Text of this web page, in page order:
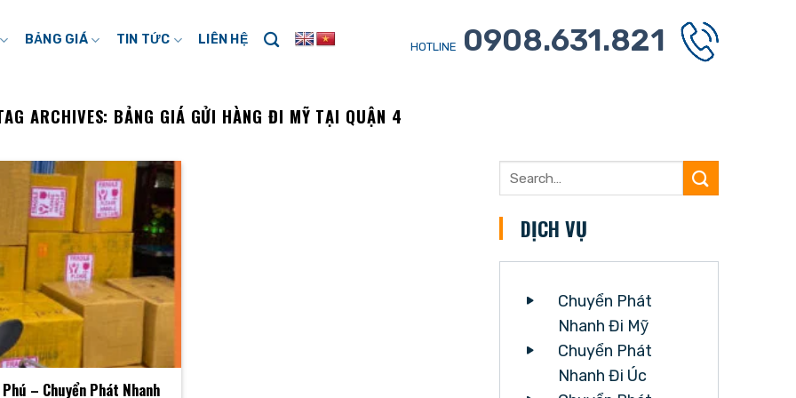
BẢNG GIÁ TIN TỨC LIÊN HỆ HOTLINE 0908.631.821
ARCHIVES: BẢNG GIÁ GỬI HÀNG ĐI MỸ TẠI QUẬN 4
– Chuyển Phát Nhanh
DỊCH VỤ
Chuyển Phát
Nhanh Đi Mỹ
Chuyển Phát
Nhanh Đi Úc